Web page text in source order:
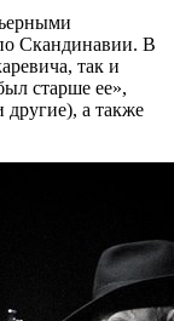
Скандинавии. В
так и
старше ее»,
другие), а также